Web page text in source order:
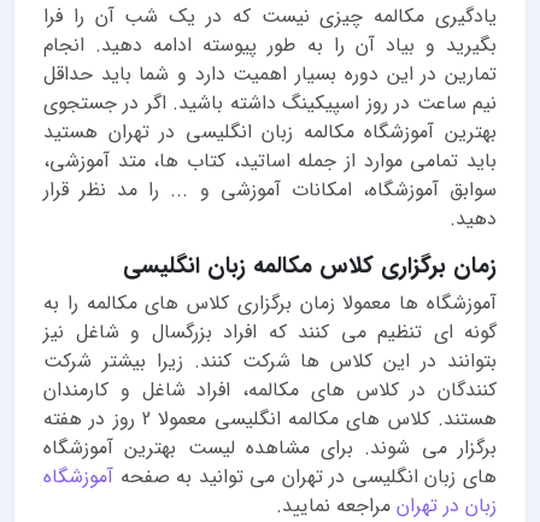
یادگیری مکالمه چیزی نیست که در یک شب آن را فرا
بگیرید و بیاد آن را به طور پیوسته ادامه دهید. انجام
تمارین در این دوره بسیار اهمیت دارد و شما باید حداقل
نیم ساعت در روز اسپیکینگ داشته باشید. اگر در جستجوی
بهترین آموزشگاه مکالمه زبان انگلیسی در تهران هستید
باید تمامی موارد از جمله اساتید، کتاب ها، متد آموزشی،
سوابق آموزشگاه، امکانات آموزشی و ... را مد نظر قرار
دهید.
زمان برگزاری کلاس مکالمه زبان انگلیسی
آموزشگاه ها معمولا زمان برگزاری کلاس های مکالمه را به
گونه ای تنظیم می کنند که افراد بزرگسال و شاغل نیز
بتوانند در این کلاس ها شرکت کنند. زیرا بیشتر شرکت
کنندگان در کلاس های مکالمه، افراد شاغل و کارمندان
هستند. کلاس های مکالمه انگلیسی معمولا 2 روز در هفته
برگزار می شوند. برای مشاهده لیست بهترین آموزشگاه
های زبان انگلیسی در تهران می توانید به صفحه آموزشگاه
زبان در تهران مراجعه نمایید.